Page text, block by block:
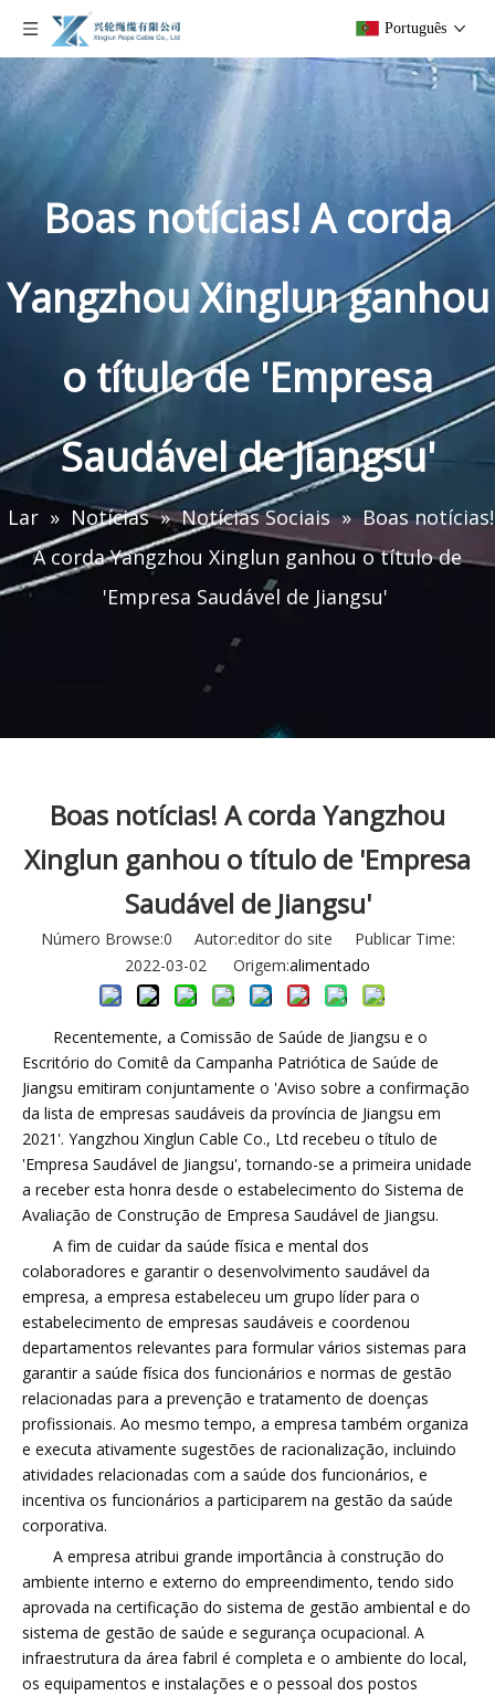
Português
Boas notícias! A corda
Yangzhou Xinglun ganhou
o título de 'Empresa
Saudável de Jiangsu'
Lar » Notícias » Notícias Sociais » Boas notícias!
A corda Yangzhou Xinglun ganhou o título de
'Empresa Saudável de Jiangsu'
Boas notícias! A corda Yangzhou
Xinglun ganhou o título de 'Empresa
Saudável de Jiangsu'
Número Browse:0 Autor:editor do site Publicar Time:
2022-03-02 Origem:alimentado
Recentemente, a Comissão de Saúde de Jiangsu e o
Escritório do Comitê da Campanha Patriótica de Saúde de
Jiangsu emitiram conjuntamente o 'Aviso sobre a confirmação
da lista de empresas saudáveis ​​da província de Jiangsu em
2021'. Yangzhou Xinglun Cable Co., Ltd recebeu o título de
'Empresa Saudável de Jiangsu', tornando-se a primeira unidade
a receber esta honra desde o estabelecimento do Sistema de
Avaliação de Construção de Empresa Saudável de Jiangsu.
A fim de cuidar da saúde física e mental dos
colaboradores e garantir o desenvolvimento saudável da
empresa, a empresa estabeleceu um grupo líder para o
estabelecimento de empresas saudáveis ​​e coordenou
departamentos relevantes para formular vários sistemas para
garantir a saúde física dos funcionários e normas de gestão
relacionadas para a prevenção e tratamento de doenças
profissionais. Ao mesmo tempo, a empresa também organiza
e executa ativamente sugestões de racionalização, incluindo
atividades relacionadas com a saúde dos funcionários, e
incentiva os funcionários a participarem na gestão da saúde
corporativa.
A empresa atribui grande importância à construção do
ambiente interno e externo do empreendimento, tendo sido
aprovada na certificação do sistema de gestão ambiental e do
sistema de gestão de saúde e segurança ocupacional. A
infraestrutura da área fabril é completa e o ambiente do local,
os equipamentos e instalações e o pessoal dos postos